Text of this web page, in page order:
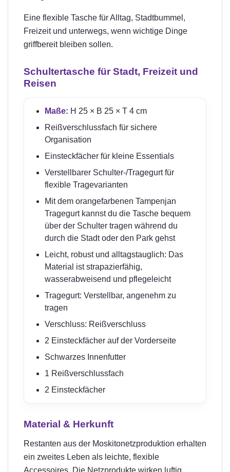
Eine flexible Tasche für Alltag, Stadtbummel,
Freizeit und unterwegs, wenn wichtige Dinge
griffbereit bleiben sollen.
Schultertasche für Stadt, Freizeit und
Reisen
Maße: H 25 × B 25 × T 4 cm
Reißverschlussfach für sichere
Organisation
Einsteckfächer für kleine Essentials
Verstellbarer Schulter-/Tragegurt für
flexible Tragevarianten
Mit dem orangefarbenen Tampenjan
Tragegurt kannst du die Tasche bequem
über der Schulter tragen während du
durch die Stadt oder den Park gehst
Leicht, robust und alltagstauglich: Das
Material ist strapazierfähig,
wasserabweisend und pflegeleicht
Tragegurt: Verstellbar, angenehm zu
tragen
Verschluss: Reißverschluss
2 Einsteckfächer auf der Vorderseite
Schwarzes Innenfutter
1 Reißverschlussfach
2 Einsteckfächer
Material & Herkunft
Restanten aus der Moskitonetzproduktion erhalten
ein zweites Leben als leichte, flexible
Accessoires. Die Netzprodukte wirken luftig,